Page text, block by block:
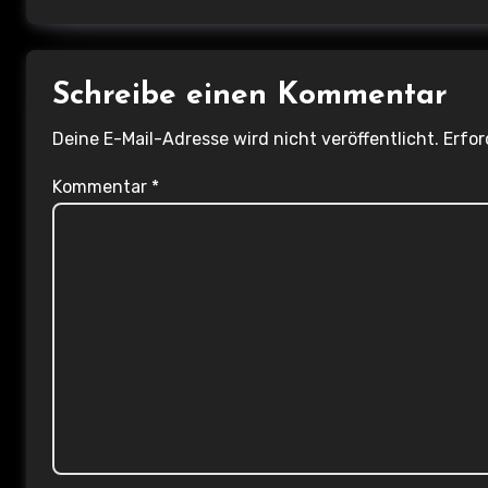
o
Schreibe einen Kommentar
Deine E-Mail-Adresse wird nicht veröffentlicht.
Kommentar *